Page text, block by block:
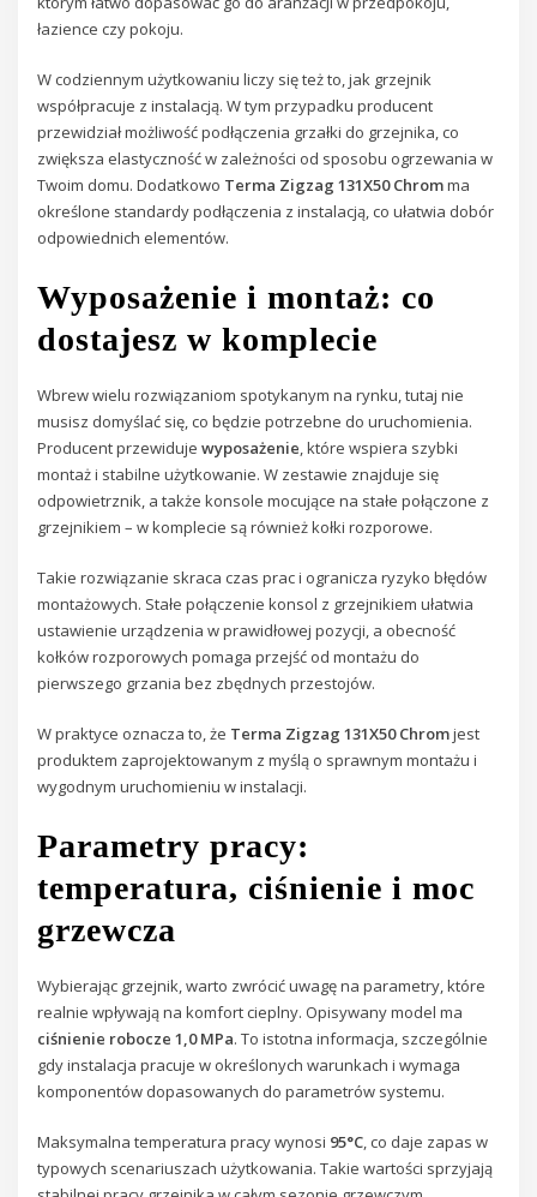
łazience czy pokoju.
W codziennym użytkowaniu liczy się też to, jak grzejnik
współpracuje z instalacją. W tym przypadku producent
przewidział możliwość podłączenia grzałki do grzejnika, co
zwiększa elastyczność w zależności od sposobu ogrzewania w
Twoim domu. Dodatkowo Terma Zigzag 131X50 Chromma
określone standardy podłączenia z instalacją, co ułatwia dobór
odpowiednich elementów.
Wyposażenie i montaż: co
dostajesz w komplecie
Wbrew wielu rozwiązaniom spotykanym na rynku, tutaj nie
musisz domyślać się, co będzie potrzebne do uruchomienia.
Producent przewidujewyposażenie, które wspiera szybki
montaż i stabilne użytkowanie. W zestawie znajduje się
odpowietrznik, a także konsole mocujące na stałe połączone z
grzejnikiem – w komplecie są również kołki rozporowe.
Takie rozwiązanie skraca czas prac i ogranicza ryzyko błędów
montażowych. Stałe połączenie konsol z grzejnikiem ułatwia
ustawienie urządzenia w prawidłowej pozycji, a obecność
kołków rozporowych pomaga przejść od montażu do
pierwszego grzania bez zbędnych przestojów.
W praktyce oznacza to, że Terma Zigzag 131X50 Chromjest
produktem zaprojektowanym z myślą o sprawnym montażu i
wygodnym uruchomieniu w instalacji.
Parametry pracy:
temperatura, ciśnienie i moc
grzewcza
Wybierając grzejnik, warto zwrócić uwagę na parametry, które
realnie wpływają na komfort cieplny. Opisywany model ma
ciśnienie robocze 1,0 MPa. To istotna informacja, szczególnie
gdy instalacja pracuje w określonych warunkach i wymaga
komponentów dopasowanych do parametrów systemu.
Maksymalna temperatura pracy wynosi 95°C, co daje zapas w
typowych scenariuszach użytkowania. Takie wartości sprzyjają